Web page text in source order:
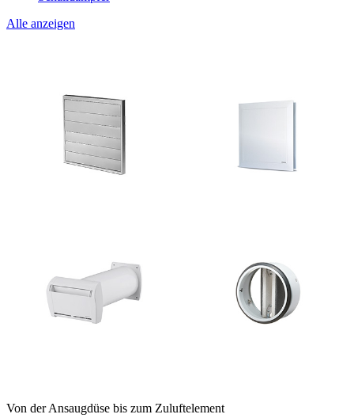
Alle anzeigen
Von der Ansaugdüse bis zum Zuluftelement